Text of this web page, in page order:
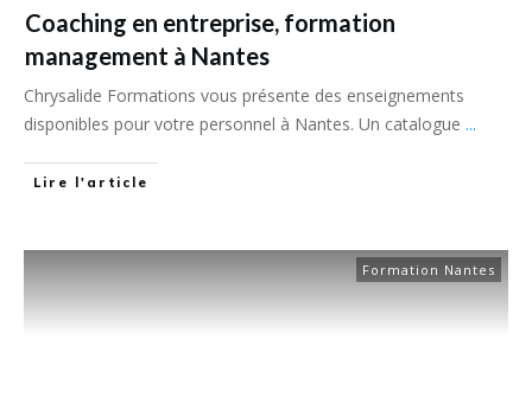
Coaching en entreprise, formation
management à Nantes
Chrysalide Formations vous présente des enseignements
disponibles pour votre personnel à Nantes. Un catalogue ...
Lire l'article
Formation Nantes